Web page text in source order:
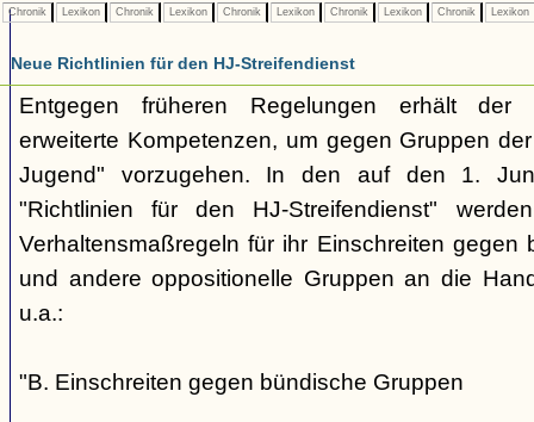
Chronik Lexikon Chronik Lexikon Chronik Lexikon Chronik Lexikon Chronik Lexikon
Neue Richtlinien für den HJ-Streifendienst
Entgegen früheren Regelungen erhält der
erweiterte Kompetenzen, um gegen Gruppen
Jugend" vorzugehen. In den auf den 1.
"Richtlinien für den HJ-Streifendienst"
Verhaltensmaßregeln für ihr Einschreiten gegen
und andere oppositionelle Gruppen an die
u.a.:
"B. Einschreiten gegen bündische Gruppen